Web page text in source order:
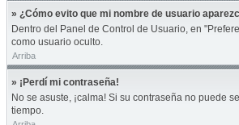
» ¿Cómo evito que mi nombre de usuario
Dentro del Panel de Control de Usuario, en
como usuario oculto.
Arriba
» ¡Perdí mi contraseña!
No se asuste, ¡calma! Si su contraseña no puede
tiempo.